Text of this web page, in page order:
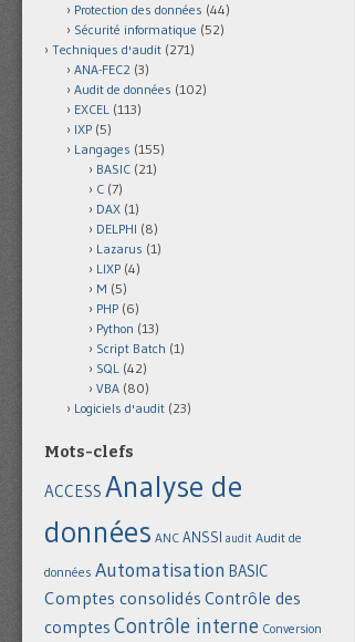
Protection des données (44)
Sécurité informatique (52)
Techniques d'audit (271)
ANA-FEC2 (3)
Audit de données (102)
EXCEL (113)
IXP (5)
Langages (155)
BASIC (21)
C (7)
DAX (1)
DELPHI (8)
Lazarus (1)
LIXP (4)
M (5)
PHP (6)
Python (13)
Script Batch (1)
SQL (42)
VBA (80)
Logiciels d'audit (23)
Mots-clefs
ACCESS Analyse de
données ANC ANSSI audit Audit de
données Automatisation BASIC
Comptes consolidés Contrôle des
comptes Contrôle interne Conversion